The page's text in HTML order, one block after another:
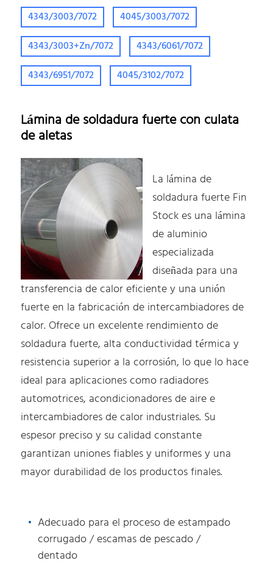
4343/3003/7072
4045/3003/7072
4343/3003+Zn/7072
4343/6061/7072
4343/6951/7072
4045/3102/7072
Lámina de soldadura fuerte con culata
de aletas
La lámina de
soldadura fuerte Fin
Stock es una lámina
de aluminio
especializada
diseñada para una
transferencia de calor eficiente y una unión
fuerte en la fabricación de intercambiadores de
calor. Ofrece un excelente rendimiento de
soldadura fuerte, alta conductividad térmica y
resistencia superior a la corrosión, lo que lo hace
ideal para aplicaciones como radiadores
automotrices, acondicionadores de aire e
intercambiadores de calor industriales. Su
espesor preciso y su calidad constante
garantizan uniones fiables y uniformes y una
mayor durabilidad de los productos finales.
Adecuado para el proceso de estampado
corrugado / escamas de pescado /
dentado